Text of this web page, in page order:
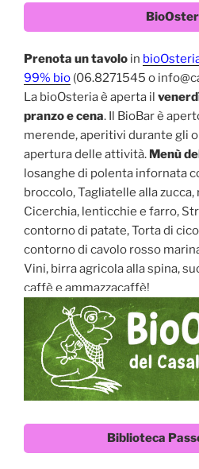
Prenota un tavolo in
99% bio (06.8271545 o
La bioOsteria è aperta il
pranzo e cena. Il BioBar è
merende, aperitivi durante gli
apertura delle attività. Menù
losanghe di polenta infornata
broccolo, Tagliatelle alla
Cicerchia, lenticchie e farro,
contorno di patate, Torta di
contorno di cavolo rosso
Vini, birra agricola alla spina,
caffè e ammazzacaffè!
Biblioteca